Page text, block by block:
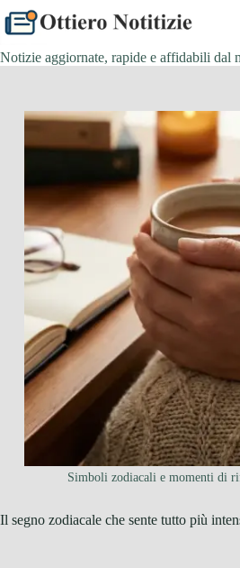
al
contenuto
Notizie aggiornate, rapide e affidabili dal
Simboli zodiacali e momenti di
Il segno zodiacale che sente tutto più